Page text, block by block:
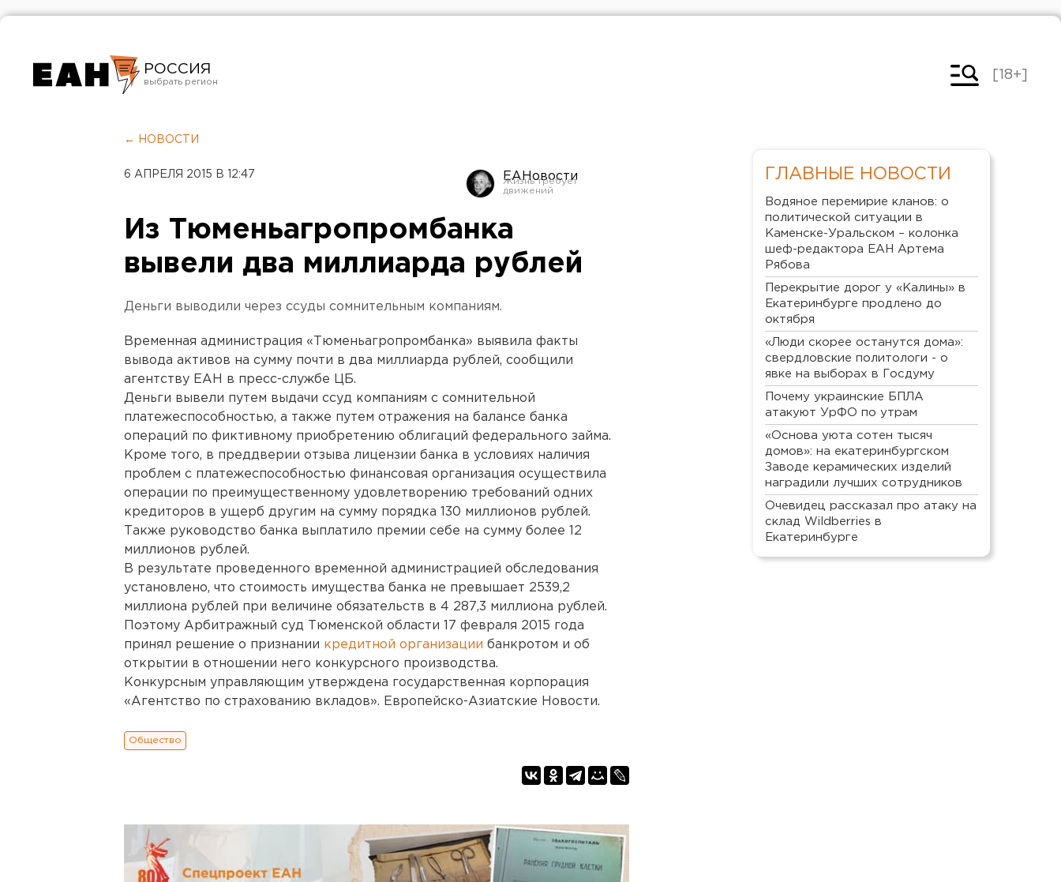
РОССИЯ
Челябинск
[18+]
← НОВОСТИ
6 АПРЕЛЯ 2015 В 12:47 ЕАНовости
Из Тюменьагропромбанка
вывели два миллиарда рублей
Деньги выводили через ссуды сомнительным компаниям.
Временная администрация «Тюменьагропромбанка» выявила факты
вывода активов на сумму почти в два миллиарда рублей, сообщили
агентству ЕАН в пресс-службе ЦБ.
Деньги вывели путем выдачи ссуд компаниям с сомнительной
платежеспособностью, а также путем отражения на балансе банка
операций по фиктивному приобретению облигаций федерального займа.
Кроме того, в преддверии отзыва лицензии банка в условиях наличия
проблем с платежеспособностью финансовая организация осуществила
операции по преимущественному удовлетворению требований одних
кредиторов в ущерб другим на сумму порядка 130 миллионов рублей.
Также руководство банка выплатило премии себе на сумму более 12
миллионов рублей.
В результате проведенного временной администрацией обследования
установлено, что стоимость имущества банка не превышает 2539,2
миллиона рублей при величине обязательств в 4 287,3 миллиона рублей.
Поэтому Арбитражный суд Тюменской области 17 февраля 2015 года
принял решение о признании кредитной организации банкротом и об
открытии в отношении него конкурсного производства.
Конкурсным управляющим утверждена государственная корпорация
«Агентство по страхованию вкладов». Европейско-Азиатские Новости.
Общество
ГЛАВНЫЕ НОВОСТИ
Водяное перемирие кланов: о
политической ситуации в
Каменске-Уральском – колонка
шеф-редактора ЕАН Артема
Рябова
Перекрытие дорог у «Калины» в
Екатеринбурге продлено до
октября
«Люди скорее останутся дома»:
свердловские политологи - о
явке на выборах в Госдуму
Почему украинские БПЛА
атакуют УрФО по утрам
«Основа уюта сотен тысяч
домов»: на екатеринбургском
Заводе керамических изделий
наградили лучших сотрудников
Очевидец рассказал про атаку на
склад Wildberries в
Екатеринбурге